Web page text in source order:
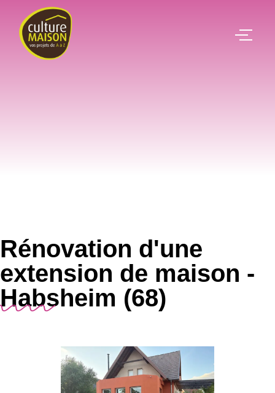
Rénovation d'une
extension de maison -
Habsheim (68)